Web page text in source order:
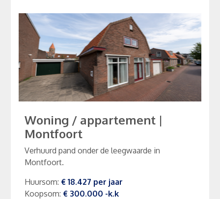
Woning / appartement |
Montfoort
Verhuurd pand onder de leegwaarde in
Montfoort.
Huursom: € 18.427 per jaar
Koopsom: € 300.000 -k.k